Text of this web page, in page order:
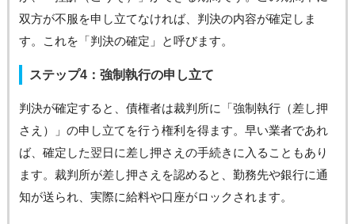
双方が不服を申し立てなければ、判決の内容が確定しま
す。これを「判決の確定」と呼びます。
ステップ4：強制執行の申し立て
判決が確定すると、債権者は裁判所に「強制執行（差し押
さえ）」の申し立てを行う権利を得ます。早い業者であれ
ば、確定した翌日に差し押さえの手続きに入ることもあり
ます。裁判所が差し押さえを認めると、勤務先や銀行に通
知が送られ、実際に給料や口座がロックされます。